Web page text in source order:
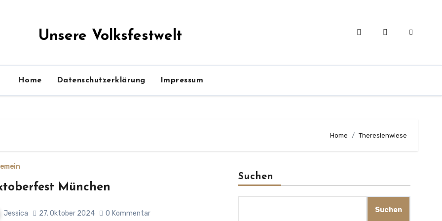
Unsere Volksfestwelt
Home Datenschutzerklärung Impressum
Home Theresienwiese
München
Jessica 27. Oktober 2024 0 Kommentar
Suchen
Suchen